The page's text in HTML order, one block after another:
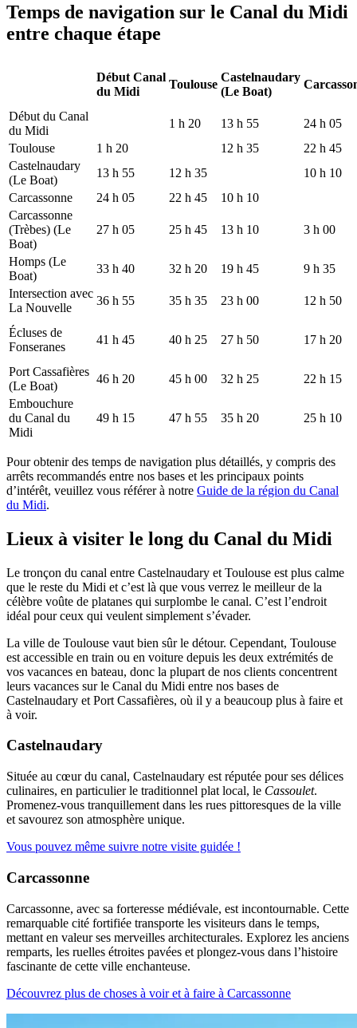
Temps de navigation sur le Canal du Midi
entre chaque étape
Début Canal
du Midi
Toulouse
Castelnaudary
(Le Boat)
Début du Canal
du Midi
1 h 20 13 h 55
24 h 05
Toulouse
1 h 20 12 h 35
22 h 45
Castelnaudary
(Le Boat)
13 h 55 12 h 35
10 h 10
Carcassonne
24 h 05 22 h 45
10 h 10
Carcassonne
(Trèbes) (Le
Boat)
27 h 05 25 h 45 13 h 10 3 h 00
Homps (Le
Boat)
33 h 40 32 h 20 19 h 45
9 h 35
Intersection avec
La Nouvelle
36 h 55 35 h 35 23 h 00 12 h 50
Écluses de
Fonseranes
41 h 45 40 h 25 27 h 50 17 h 20
Port Cassafières
(Le Boat)
46 h 20 45 h 00 32 h 25
22 h 15
Embouchure
du Canal du
Midi
49 h 15 47 h 55 35 h 20 25 h 10
Pour obtenir des temps de navigation plus détaillés, y compris des
arrêts recommandés entre nos bases et les principaux points
d’intérêt, veuillez vous référer à notre Guide de la région du Canal
du Midi.
Lieux à visiter le long du Canal du Midi
Le tronçon du canal entre Castelnaudary et Toulouse est plus calme
que le reste du Midi et c’est là que vous verrez le meilleur de la
célèbre voûte de platanes qui surplombe le canal. C’est l’endroit
idéal pour ceux qui veulent simplement s’évader.
La ville de Toulouse vaut bien sûr le détour. Cependant, Toulouse
est accessible en train ou en voiture depuis les deux extrémités de
vos vacances en bateau, donc la plupart de nos clients concentrent
leurs vacances sur le Canal du Midi entre nos bases de
Castelnaudary et Port Cassafières, où il y a beaucoup plus à faire et
à voir.
Castelnaudary
Située au cœur du canal, Castelnaudary est réputée pour ses délices
culinaires, en particulier le traditionnel plat local, le Cassoulet.
Promenez-vous tranquillement dans les rues pittoresques de la ville
et savourez son atmosphère unique.
Vous pouvez même suivre notre visite guidée !
Carcassonne
Carcassonne, avec sa forteresse médiévale, est incontournable. Cette
remarquable cité fortifiée transporte les visiteurs dans le temps,
mettant en valeur ses merveilles architecturales. Explorez les anciens
remparts, les ruelles étroites pavées et plongez-vous dans l’histoire
fascinante de cette ville enchanteuse.
Découvrez plus de choses à voir et à faire à Carcassonne